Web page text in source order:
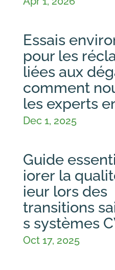
Essais
pour les
liées aux
comment
les experts
Dec 1, 2025
Guide
iorer la
ieur lors des
transitions
s systèmes
Oct 17, 2025